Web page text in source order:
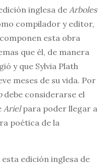
inglesa de Arboles
compilador y editor,
esta obra
que él, de manera
y que Sylvia Plath
meses de su vida. Por
debe considerarse el
Arielpara poder llegar a
poética de la
edición inglesa de